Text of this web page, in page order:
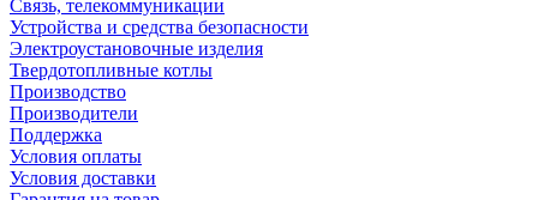
Связь, телекоммуникации
Устройства и средства безопасности
Электроустановочные изделия
Твердотопливные котлы
Производство
Производители
Поддержка
Условия оплаты
Условия доставки